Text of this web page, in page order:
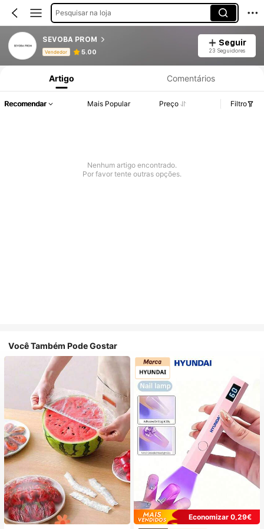
Pesquisar na loja
SEVOBA PROM
Vendedor 5.00
Seguir
23 Seguidores
Informações do Produto: Divulgação de Preço, Vendas e Detalhes de Stock.
Artigo Comentários
Recomendar Mais Popular Preço Filtro
Nenhum artigo encontrado.
Por favor tente outras opções.
Você Também Pode Gostar
Economizar 0,29€